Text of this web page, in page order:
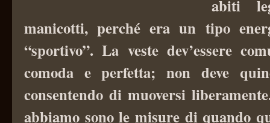
abiti
manicotti, perché era un tipo
“sportivo”. La veste dev’essere
comoda e perfetta; non deve
consentendo di muoversi
abbiamo sono le misure di quando